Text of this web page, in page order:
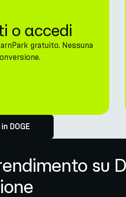
o accedi
gratuito. Nessuna
DOGE
su